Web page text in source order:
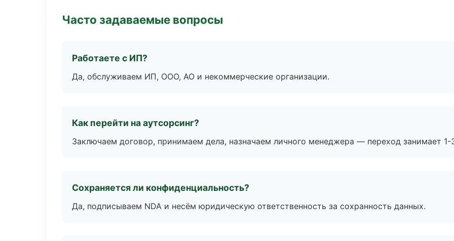
Часто задаваемые вопросы
Работаете с ИП?
Да, обслуживаем ИП, ООО, АО и некоммерческие организации.
Как перейти на аутсорсинг?
Заключаем договор, принимаем дела, назначаем личного менеджера — переход занимает 1-
Сохраняется ли конфиденциальность?
Да, подписываем NDA и несём юридическую ответственность за сохранность данных.